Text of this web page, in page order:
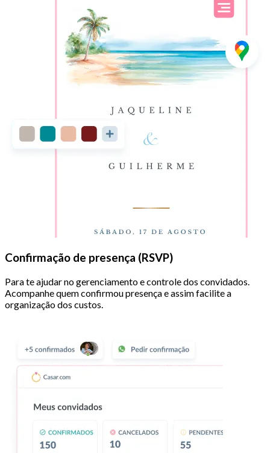
Confirmação de presença (RSVP)
Para te ajudar no gerenciamento e controle dos convidados.
Acompanhe quem confirmou presença e assim facilite a
organização dos custos.